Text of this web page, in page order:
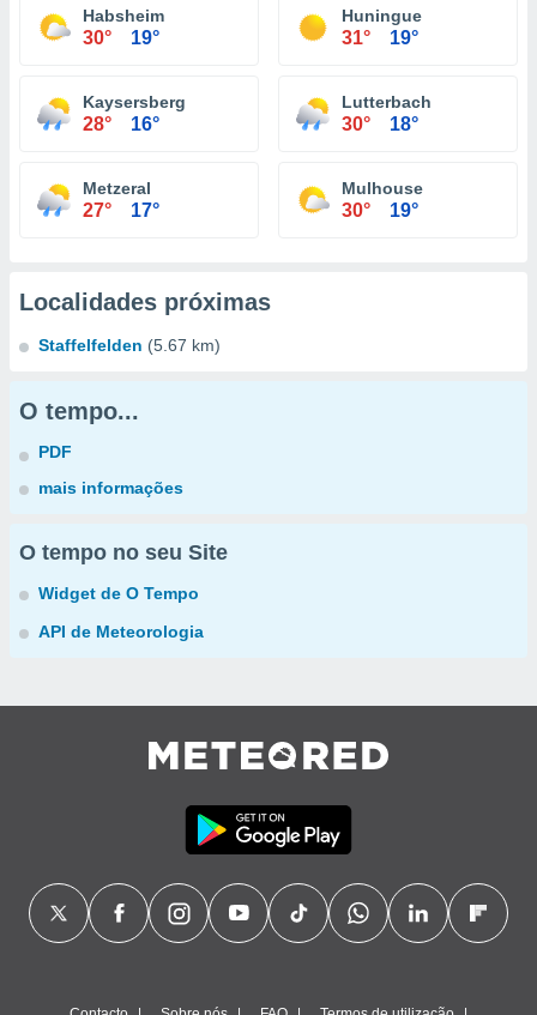
Habsheim
30° 19°
Huningue
31° 19°
Kaysersberg
28° 16°
Lutterbach
30° 18°
Metzeral
27° 17°
Mulhouse
30° 19°
Localidades próximas
Staffelfelden (5.67 km)
O tempo...
PDF
mais informações
O tempo no seu Site
Widget de O Tempo
API de Meteorologia